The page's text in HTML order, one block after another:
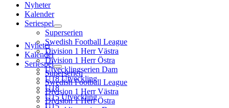
Nyheter
Kalender
Seriespel
Superserien
Swedish Football League
Division 1 Herr Västra
Division 1 Herr Östra
Utvecklingserien Dam
U18 Utveckling
U18
U15 Utveckling
U15
Nyheter
Kalender
Seriespel
Superserien
Swedish Football League
Division 1 Herr Västra
Division 1 Herr Östra